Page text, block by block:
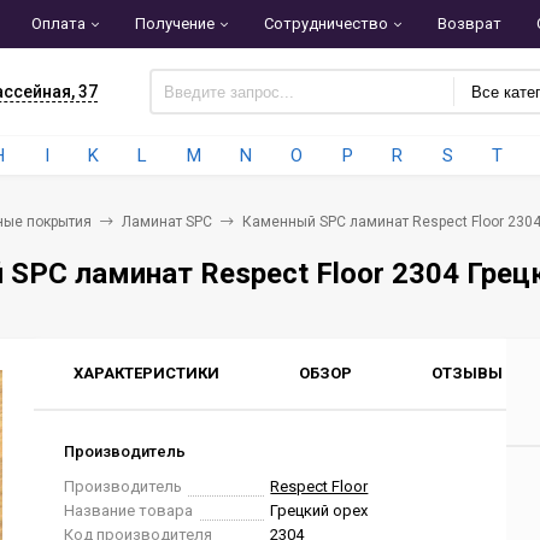
Оплата Получение Сотрудничество Возврат
37 Все
I K L M N O P R S T
покрытия Ламинат SPC Каменный SPC ламинат Respect Floor
ламинат Respect Floor 2304
ХАРАКТЕРИСТИКИ ОБЗОР ОТЗЫВЫ
Производитель
Производитель
Respect Floor
Название товара
Грецкий орех
Код производителя
2304